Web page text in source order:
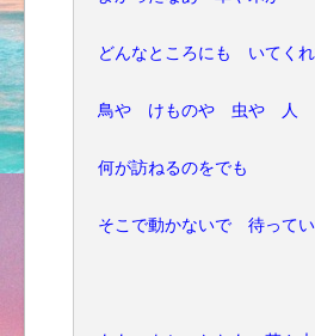
どんなところにも いてく
鳥や けものや 虫や 人
何が訪ねるのをでも
そこで動かないで 待って